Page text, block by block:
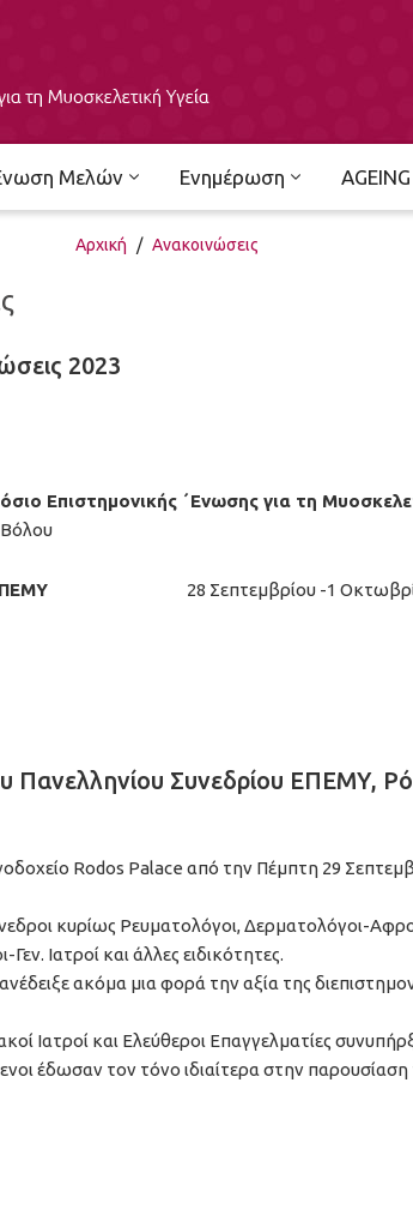
Μελών Ενημέρωση AGEING
Αρχική / Ανακοινώσεις
2023
Επιστημονικής ΄Ενωσης για τη
Βόλου
ΕΠΕΜΥ 28 Σεπτεμβρίου -1
Πανελληνίου Συνεδρίου ΕΠΕΜΥ,
Rodos Palace από την Πέμπτη 29
κυρίως Ρευματολόγοι, Δερματολόγοι-
Ιατροί και άλλες ειδικότητες.
ακόμα μια φορά την αξία της
Ιατροί και Ελεύθεροι Επαγγελματίες
έδωσαν τον τόνο ιδιαίτερα στην